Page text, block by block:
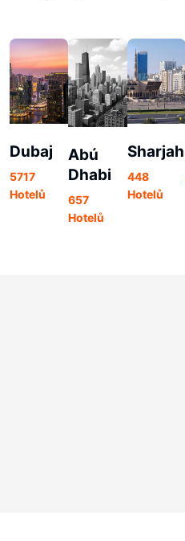
Dubaj
5717
Hotelů
Abú
Dhabi
657
Hotelů
Sharjah
448
Hotelů